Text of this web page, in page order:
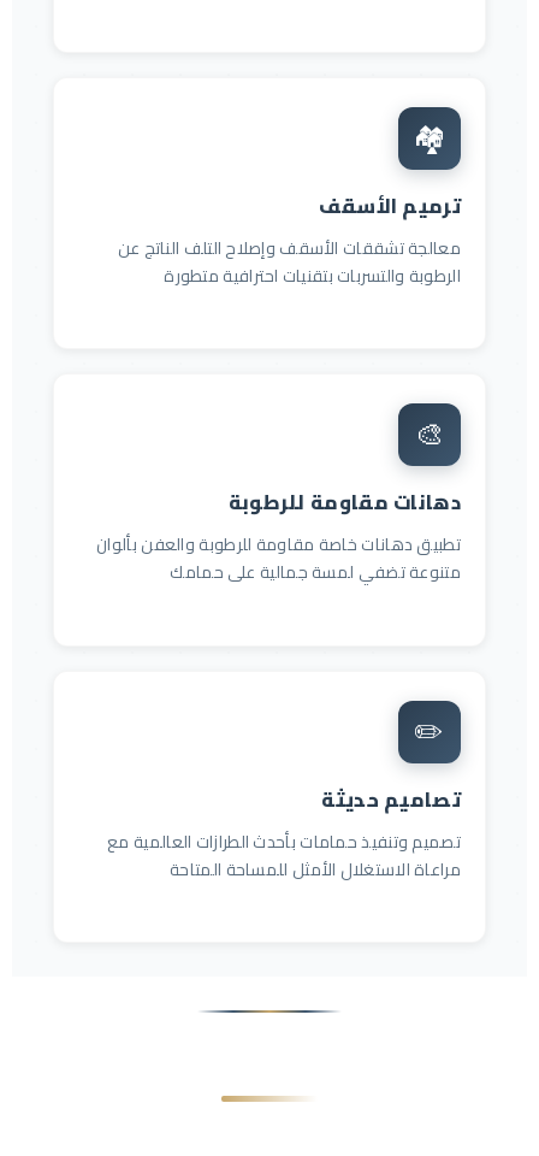
🏘
ترميم الأسقف
معالجة تشققات الأسقف وإصلاح التلف الناتج عن
الرطوبة والتسربات بتقنيات احترافية متطورة
🎨
دهانات مقاومة للرطوبة
تطبيق دهانات خاصة مقاومة للرطوبة والعفن بألوان
متنوعة تضفي لمسة جمالية على حمامك
✏️
تصاميم حديثة
تصميم وتنفيذ حمامات بأحدث الطرازات العالمية مع
مراعاة الاستغلال الأمثل للمساحة المتاحة